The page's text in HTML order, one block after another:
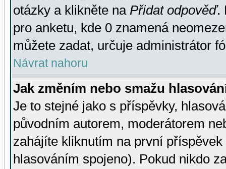
otázky a klikněte na Přidat odpověď.
pro anketu, kde 0 znamená
můžete zadat, určuje administrátor
Návrat nahoru
Jak změním nebo smažu
Je to stejné jako s příspěvky,
původním autorem, moderátorem
zahájíte kliknutím na první
hlasováním spojeno). Pokud nikdo